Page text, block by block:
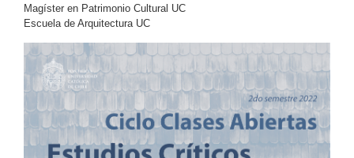
Magíster en Patrimonio Cultural UC
Escuela de Arquitectura UC